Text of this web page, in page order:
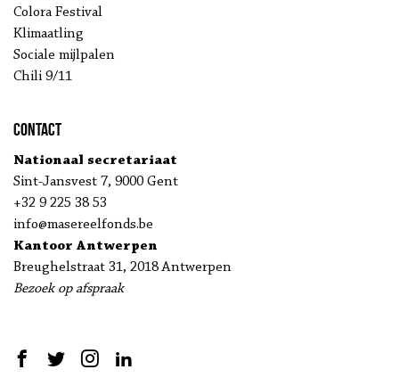
Colora Festival
Klimaatling
Sociale mijlpalen
Chili 9/11
Contact
Nationaal secretariaat
Sint-Jansvest 7, 9000 Gent
+32 9 225 38 53
info@masereelfonds.be
Kantoor Antwerpen
Breughelstraat 31, 2018 Antwerpen
Bezoek op afspraak